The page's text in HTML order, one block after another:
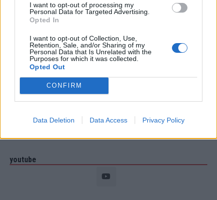
I want to opt-out of processing my
Personal Data for Targeted Advertising.
Opted In
I want to opt-out of Collection, Use,
Retention, Sale, and/or Sharing of my
Personal Data that Is Unrelated with the
Purposes for which it was collected.
Opted Out
CONFIRM
Data Deletion Data Access Privacy Policy
youtube